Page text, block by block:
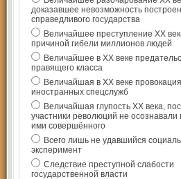
доказавшее невозможность
справедливого государства
Величайшее преступление ХХ
причиной гибели миллионов людей
Величайшее в ХХ веке
правящего класса
Величайшая в ХХ веке провокация
иностранных спецслужб
Величайшая глупость ХХ века,
участники революций не осознавали
ими совершённого
Всего лишь не удавшийся
эксперимент
Следствие преступной слабости
государственной власти